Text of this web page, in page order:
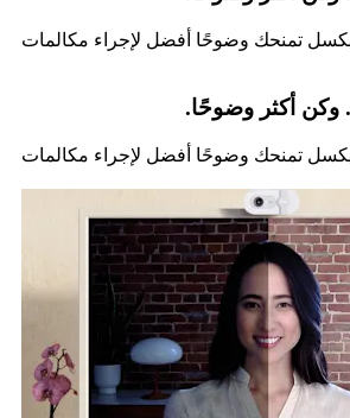
عالية كاملة 1080 بكسل تمنحك وضوحًا أفضل لإجراء مكالمات
وكن أكثر وضوحًا.
عالية كاملة 1080 بكسل تمنحك وضوحًا أفضل لإجراء مكالمات